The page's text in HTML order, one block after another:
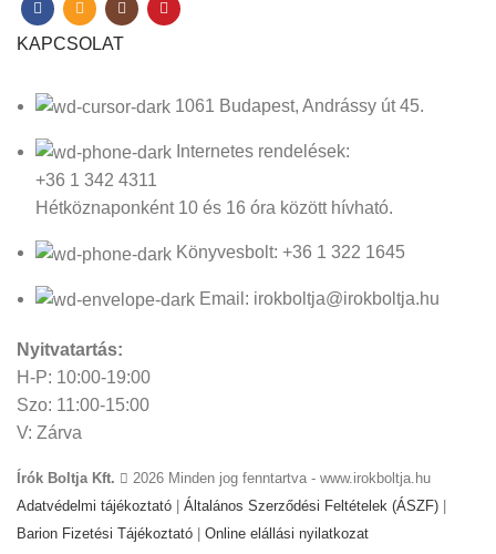
KAPCSOLAT
1061 Budapest, Andrássy út 45.
Internetes rendelések:
+36 1 342 4311
Hétköznaponként 10 és 16 óra között hívható.
Könyvesbolt: +36 1 322 1645
Email: irokboltja@irokboltja.hu
Nyitvatartás:
H-P: 10:00-19:00
Szo: 11:00-15:00
V: Zárva
Írók Boltja Kft.
2026 Minden jog fenntartva - www.irokboltja.hu
Adatvédelmi tájékoztató
Általános Szerződési Feltételek (ÁSZF)
Barion Fizetési Tájékoztató
Online elállási nyilatkozat